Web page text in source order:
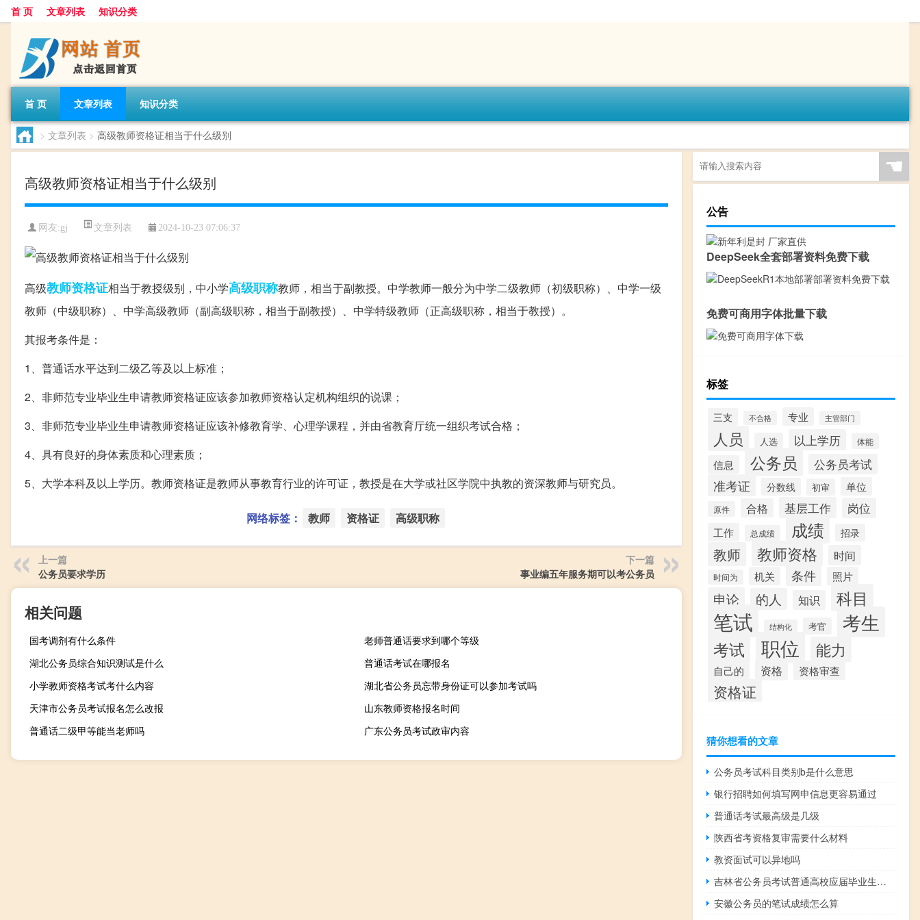
首 页 文章列表 知识分类
首 页 文章列表 知识分类
> 文章列表 > 高级教师资格证相当于什么级别
高级教师资格证相当于什么级别
网友:gj 文章列表 2024-10-23 07:06:37
高级教师资格证相当于教授级别，中小学高级职称教师，相当于副教授。中学教师一般分为中学二级教师（初级职称）、中学一级
教师（中级职称）、中学高级教师（副高级职称，相当于副教授）、中学特级教师（正高级职称，相当于教授）。
其报考条件是：
1、普通话水平达到二级乙等及以上标准；
2、非师范专业毕业生申请教师资格证应该参加教师资格认定机构组织的说课；
3、非师范专业毕业生申请教师资格证应该补修教育学、心理学课程，并由省教育厅统一组织考试合格；
4、具有良好的身体素质和心理素质；
5、大学本科及以上学历。教师资格证是教师从事教育行业的许可证，教授是在大学或社区学院中执教的资深教师与研究员。
网络标签： 教师 资格证 高级职称
上一篇
公务员要求学历
下一篇
事业编五年服务期可以考公务员
相关问题
国考调剂有什么条件
老师普通话要求到哪个等级
湖北公务员综合知识测试是什么
普通话考试在哪报名
小学教师资格考试考什么内容
湖北省公务员忘带身份证可以参加考试吗
天津市公务员考试报名怎么改报
山东教师资格报名时间
普通话二级甲等能当老师吗
广东公务员考试政审内容
☚
公告
DeepSeek全套部署资料免费下载
免费可商用字体批量下载
标签
三支 不合格 专业 主管部门
人员 人选 以上学历 体能
信息 公务员 公务员考试
准考证 分数线 初审 单位
原件 合格 基层工作 岗位
工作 总成绩 成绩 招录
教师 教师资格 时间
时间为 机关 条件 照片
申论 的人 知识 科目
笔试 结构化 考官 考生
考试 职位 能力
自己的 资格 资格审查
资格证
猜你想看的文章
公务员考试科目类别b是什么意思
银行招聘如何填写网申信息更容易通过
普通话考试最高级是几级
陕西省考资格复审需要什么材料
教资面试可以异地吗
吉林省公务员考试普通高校应届毕业生包括哪些人
安徽公务员的笔试成绩怎么算